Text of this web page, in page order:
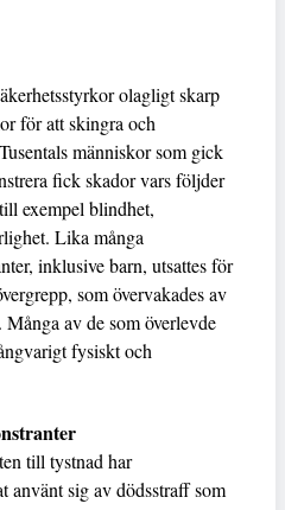
olagligt skarp
för att skingra och
människor som gick
fick skador vars följder
exempel blindhet,
Lika många
inklusive barn, utsattes för
som övervakades av
av de som överlevde
fysiskt och
till tystnad har
använt sig av dödsstraff som